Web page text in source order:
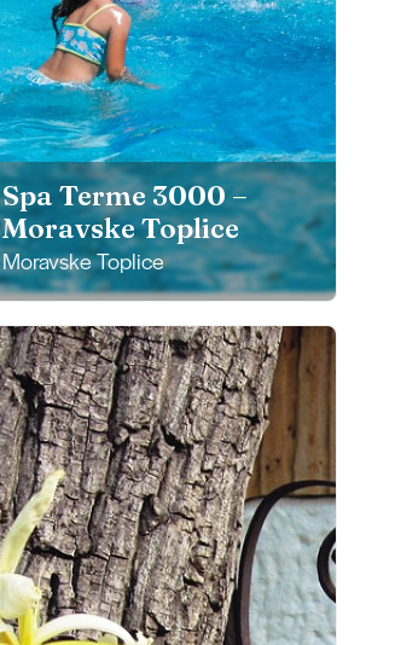
Spa Terme 3000 –
Moravske Toplice
Moravske Toplice